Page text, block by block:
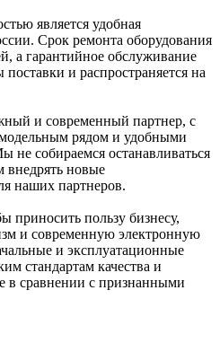
является удобная
Срок ремонта оборудования
а гарантийное обслуживание
поставки и распространяется на
и современный партнер, с
рядом и удобными
собираемся останавливаться
внедрять новые
наших партнеров.
приносить пользу бизнесу,
и современную электронную
и эксплуатационные
стандартам качества и
в сравнении с признанными